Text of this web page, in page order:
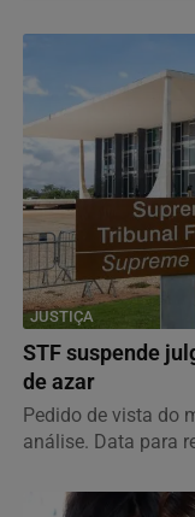
JUSTIÇA
STF suspende
de azar
Pedido de vista do
análise. Data para